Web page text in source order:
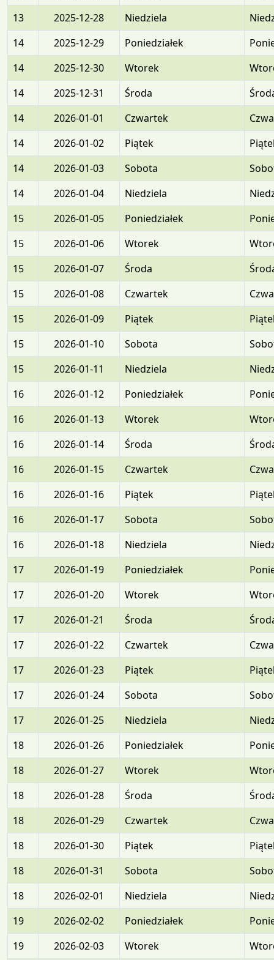
13
2025-12-28 Niedziela
14
2025-12-29 Poniedziałek
14
2025-12-30 Wtorek
14
2025-12-31 Środa
14
2026-01-01 Czwartek
14
2026-01-02 Piątek
14
2026-01-03 Sobota
14
2026-01-04 Niedziela
15
2026-01-05 Poniedziałek
15
2026-01-06 Wtorek
15
2026-01-07 Środa
15
2026-01-08 Czwartek
15
2026-01-09 Piątek
15
2026-01-10 Sobota
15
2026-01-11 Niedziela
16
2026-01-12 Poniedziałek
16
2026-01-13 Wtorek
16
2026-01-14 Środa
16
2026-01-15 Czwartek
16
2026-01-16 Piątek
16
2026-01-17 Sobota
16
2026-01-18 Niedziela
17
2026-01-19 Poniedziałek
17
2026-01-20 Wtorek
17
2026-01-21 Środa
17
2026-01-22 Czwartek
17
2026-01-23 Piątek
17
2026-01-24 Sobota
17
2026-01-25 Niedziela
18
2026-01-26 Poniedziałek
18
2026-01-27 Wtorek
18
2026-01-28 Środa
18
2026-01-29 Czwartek
18
2026-01-30 Piątek
18
2026-01-31 Sobota
18
2026-02-01 Niedziela
19
2026-02-02 Poniedziałek
19
2026-02-03 Wtorek